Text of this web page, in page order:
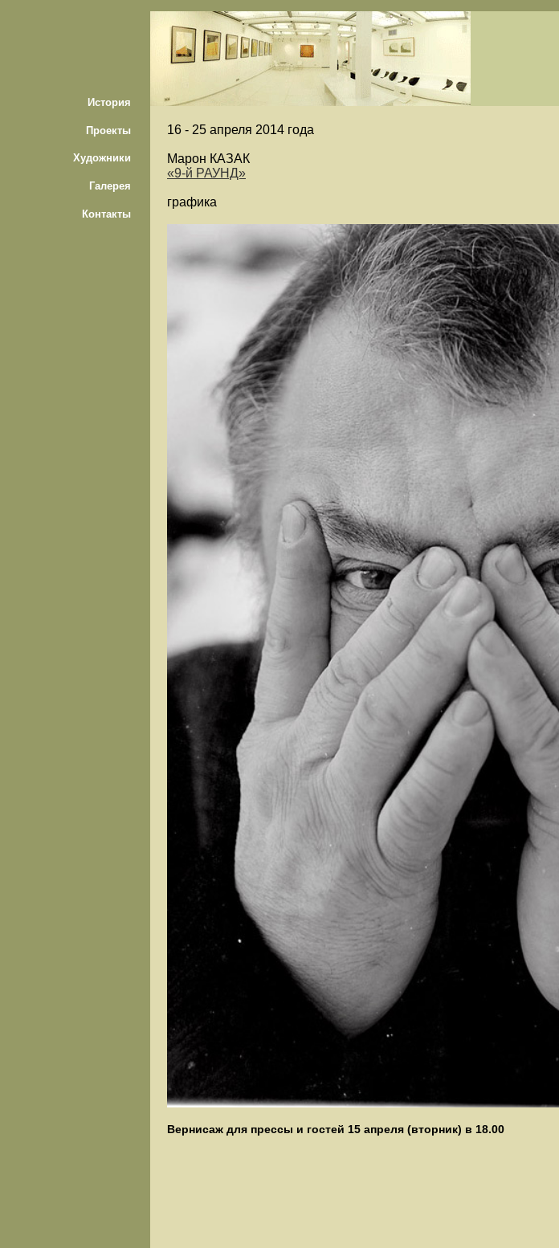
История
Проекты
Художники
Галерея
Контакты
16 - 25 апреля 2014 года
Марон КАЗАК
«9-й РАУНД»
графика
Вернисаж для прессы и гостей 15 апреля (вторник) в 18.00